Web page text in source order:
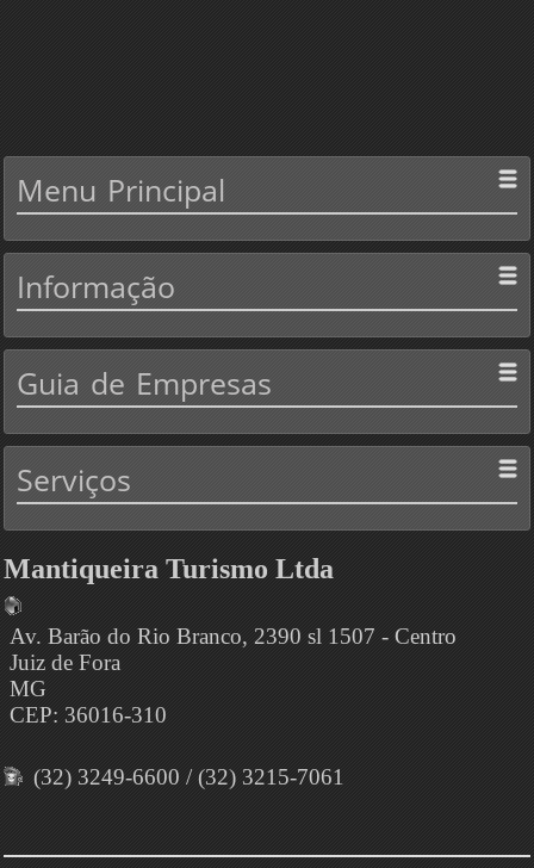
Menu Principal
Informação
Guia de Empresas
Serviços
Mantiqueira Turismo Ltda
Av. Barão do Rio Branco, 2390 sl 1507 - Centro
Juiz de Fora
MG
CEP: 36016-310
(32) 3249-6600 / (32) 3215-7061